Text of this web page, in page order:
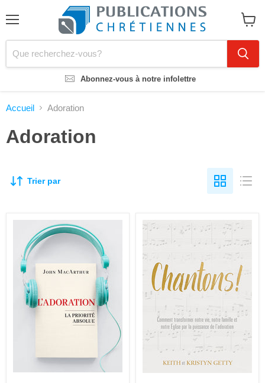
Abonnez-vous à notre infolettre
le
panier
Accueil Adoration
Adoration
Trier par